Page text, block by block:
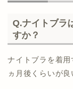
Q.ナイトブラ
すか？
ナイトブラを着
ヵ月後くらいが良